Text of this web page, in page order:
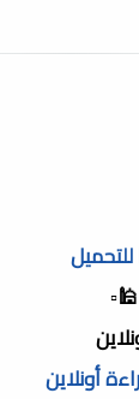
أونلاين